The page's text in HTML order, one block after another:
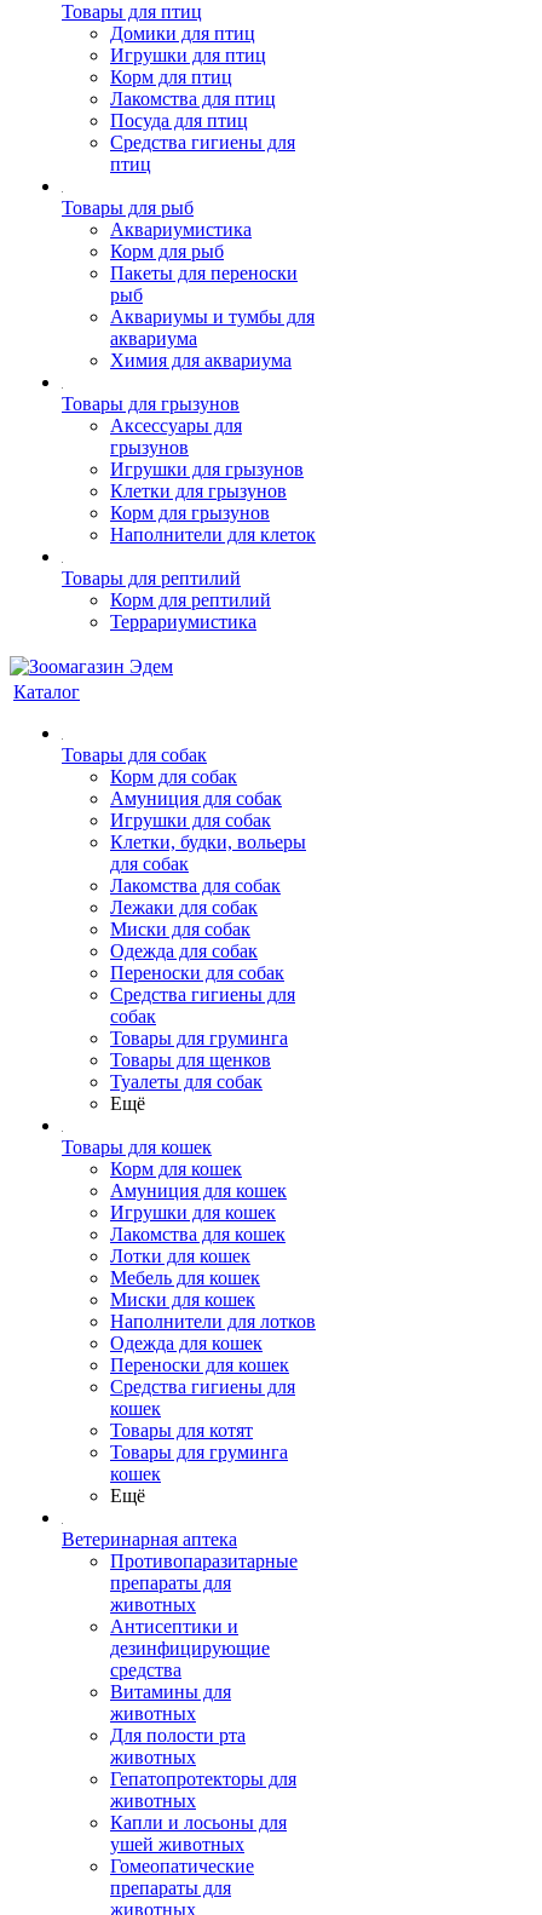
Товары для птиц
Домики для птиц
Игрушки для птиц
Корм для птиц
Лакомства для птиц
Посуда для птиц
Средства гигиены для
птиц
Товары для рыб
Аквариумистика
Корм для рыб
Пакеты для переноски
рыб
Аквариумы и тумбы для
аквариума
Химия для аквариума
Товары для грызунов
Аксессуары для
грызунов
Игрушки для грызунов
Клетки для грызунов
Корм для грызунов
Наполнители для клеток
Товары для рептилий
Корм для рептилий
Террариумистика
Каталог
Товары для собак
Корм для собак
Амуниция для собак
Игрушки для собак
Клетки, будки, вольеры
для собак
Лакомства для собак
Лежаки для собак
Миски для собак
Одежда для собак
Переноски для собак
Средства гигиены для
собак
Товары для груминга
Товары для щенков
Туалеты для собак
Ещё
Товары для кошек
Корм для кошек
Амуниция для кошек
Игрушки для кошек
Лакомства для кошек
Лотки для кошек
Мебель для кошек
Миски для кошек
Наполнители для лотков
Одежда для кошек
Переноски для кошек
Средства гигиены для
кошек
Товары для котят
Товары для груминга
кошек
Ещё
Ветеринарная аптека
Противопаразитарные
препараты для
животных
Антисептики и
дезинфицирующие
средства
Витамины для
животных
Для полости рта
животных
Гепатопротекторы для
животных
Капли и лосьоны для
ушей животных
Гомеопатические
препараты для
животных